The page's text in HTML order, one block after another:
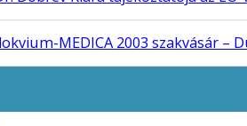
MEDICA 2003 szakvásár –